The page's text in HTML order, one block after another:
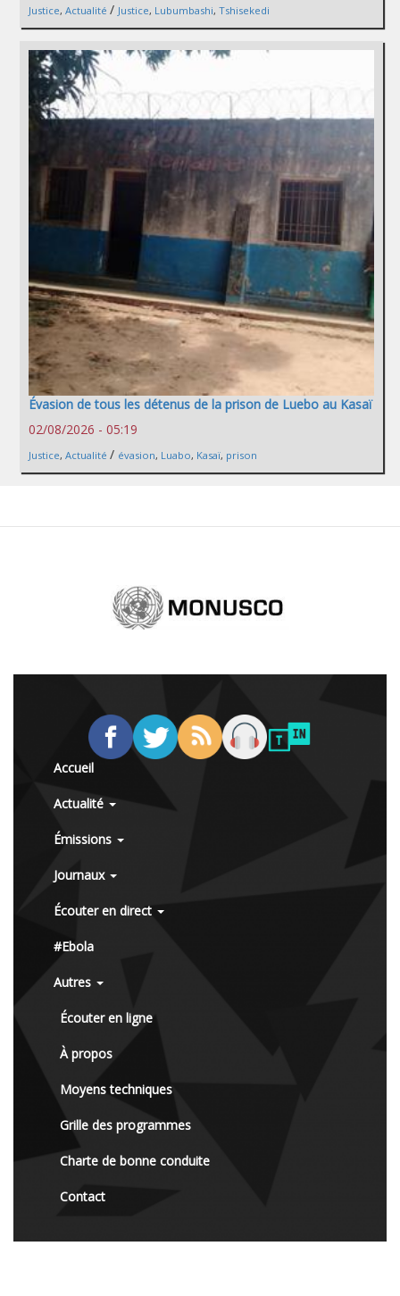
Justice, Actualité / Justice, Lubumbashi, Tshisekedi
Évasion de tous les détenus de la prison de Luebo au Kasaï
02/08/2026 - 05:19
Justice, Actualité / évasion, Luabo, Kasaï, prison
Accueil
Actualité
Émissions
Journaux
Écouter en direct
#Ebola
Autres
Écouter en ligne
À propos
Moyens techniques
Grille des programmes
Charte de bonne conduite
Contact